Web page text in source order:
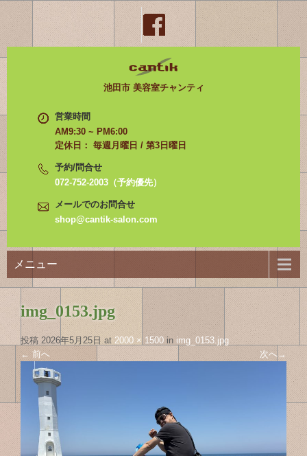
池田市 美容室チャンティ
営業時間
AM9:30 ~ PM6:00
定休日： 毎週月曜日 / 第3日曜日
予約/問合せ
072-752-2003（予約優先）
メールでのお問合せ
shop@cantik-salon.com
メニュー
img_0153.jpg
投稿2026年5月25日at 2000 × 1500 in img_0153.jpg
← 前へ 次へ→